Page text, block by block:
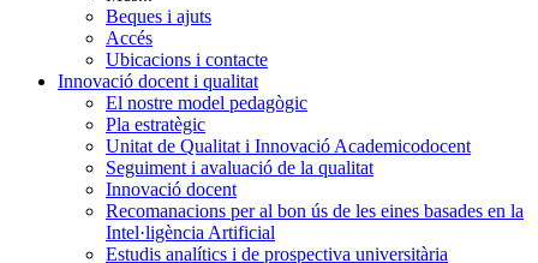
Beques i ajuts
Accés
Ubicacions i contacte
Innovació docent i qualitat
El nostre model pedagògic
Pla estratègic
Unitat de Qualitat i Innovació Academicodocent
Seguiment i avaluació de la qualitat
Innovació docent
Recomanacions per al bon ús de les eines basades en la
Intel·ligència Artificial
Estudis analítics i de prospectiva universitària